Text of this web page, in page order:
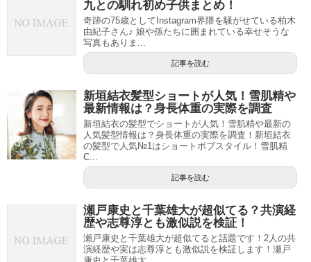
九との馴れ初め子供まとめ！
奇跡の75歳としてInstagram界隈を騒がせている柏木
由紀子さん♪ 娘や孫たちに囲まれている幸せそうな
写真もありま...
記事を読む
新垣結衣髪型ショートが人気！雪肌精や
最新情報は？身長体重の実際を調査
新垣結衣の髪型でショートが人気！雪肌精や最新の
人気髪型情報は？身長体重の実際を調査！新垣結衣
の髪型で人気№1はショートボブスタイル！雪肌精
C...
記事を読む
瀬戸康史と千葉雄大が超似てる？共演経
歴や志尊淳とも激似説を検証！
瀬戸康史と千葉雄大が超似てると話題です！2人の共
演経歴や実は志尊淳とも激似説を検証します！瀬戸